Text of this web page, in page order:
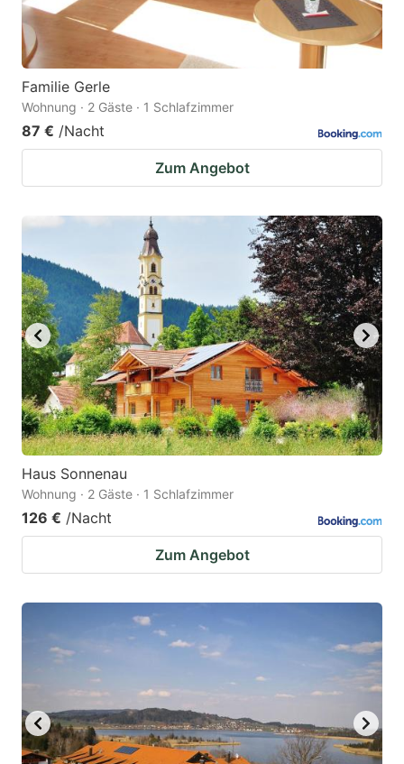
Familie Gerle
Wohnung · 2 Gäste · 1 Schlafzimmer
87 € /Nacht
Zum Angebot
Haus Sonnenau
Wohnung · 2 Gäste · 1 Schlafzimmer
126 € /Nacht
Zum Angebot